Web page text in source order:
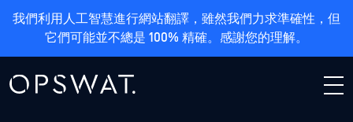
我們利用人工智慧進行網站翻譯，雖然我們力求準確性，但
它們可能並不總是 100% 精確。感謝您的理解。